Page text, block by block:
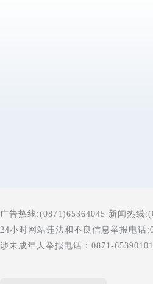
广告热线:(0871)65364045 新闻热线
24小时网站违法和不良信息举报电话
涉未成年人举报电话：0871-